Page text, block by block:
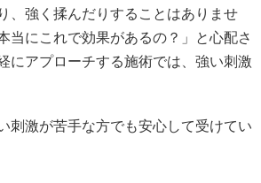
、強く揉んだりすることはありませ
当にこれで効果があるの？」と心配さ
にアプローチする施術では、強い刺激
刺激が苦手な方でも安心して受けてい